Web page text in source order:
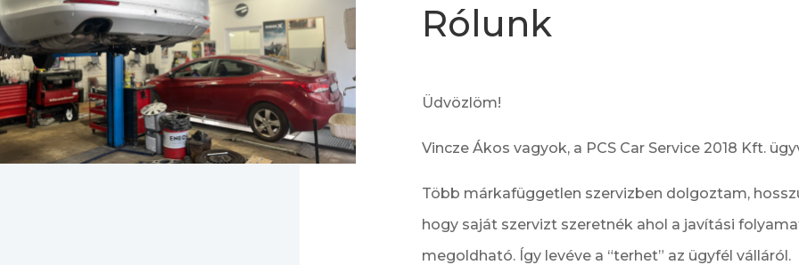
Rólunk
Üdvözlöm!
Vincze Ákos vagyok, a PCS Car Service 2018 Kft.
Több márkafüggetlen szervizben dolgoztam,
hogy saját szervizt szeretnék ahol a javítási
megoldható. Így levéve a “terhet” az ügyfél válláról.